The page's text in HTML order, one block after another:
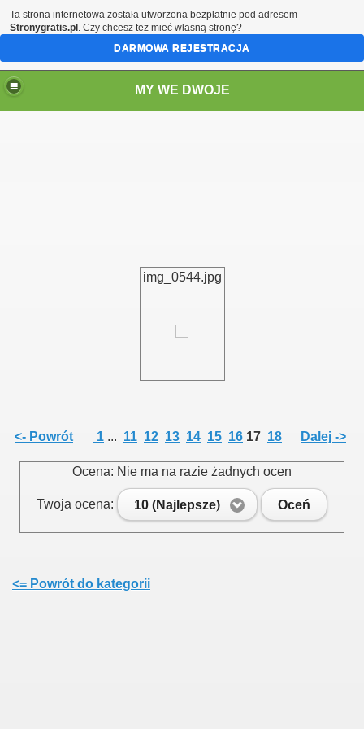
MY WE DWOJE
img_0544.jpg
<- Powrót 1 ... 11 12 13 14 15 16 17 18 Dalej ->
Ocena: Nie ma na razie żadnych ocen
Twoja ocena: 10 (Najlepsze) Oceń
<= Powrót do kategorii
Ta strona internetowa została utworzona bezpłatnie pod adresem
Stronygratis.pl . Czy chcesz też mieć własną stronę?
DARMOWA REJESTRACJA